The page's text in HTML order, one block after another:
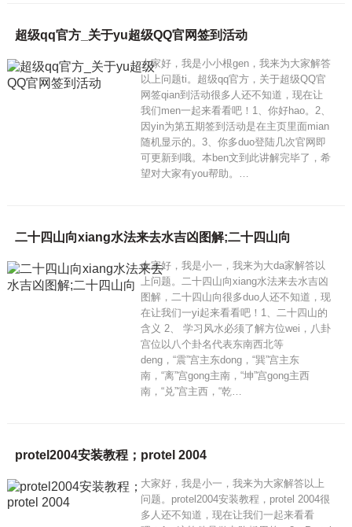
超级qq官方_关于yu超级QQ官网签到活动
大家好，我是小小根gen，我来为大家解答
以上问题ti。超级qq官方，关于超级QQ官
网签qian到活动很多人还不知道，现在让
我们men一起来看看吧！1、你好hao。2、
因yin为第五期签到活动是在主页里面mian
随机显示的。3、你多duo登陆几次官网即
可更新到哦。本ben文到此讲解完毕了，希
望对大家有you帮助。…
二十四山向xiang水法来去水吉凶图解;二十四山向
大家好，我是小一，我来为大da家解答以
上问题。二十四山向xiang水法来去水吉凶
图解，二十四山向很多duo人还不知道，现
在让我们一yi起来看看吧！1、二十四山的
含义 2、 学习风水必须了解方位wei，八卦
宫位以八个卦名代表东南西北等
deng，“震”宫主东dong，“巽”宫主东
南，“离”宫gong主南，“坤”宫gong主西
南，“兑”宫主西，“乾…
protel2004安装教程；protel 2004
大家好，我是小一，我来为大家解答以上
问题。protel2004安装教程，protel 2004很
多人还不知道，现在让我们一起来看看